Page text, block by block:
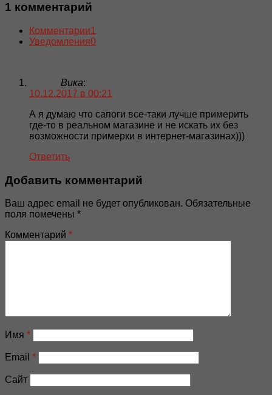
1 комментарий
Комментарии1
Уведомления0
Вика:
10.12.2017 в 00:21
А я думаю что сапоги все-таки лучше примерить
где-то в реальном магазине и не искать их без
возможности примерки в интернет-магазинах)))
Ответить
Добавить комментарий
Ваш адрес email не будет опубликован. Обязательные
поля помечены *
Комментарий *
Имя *
Email *
Сайт